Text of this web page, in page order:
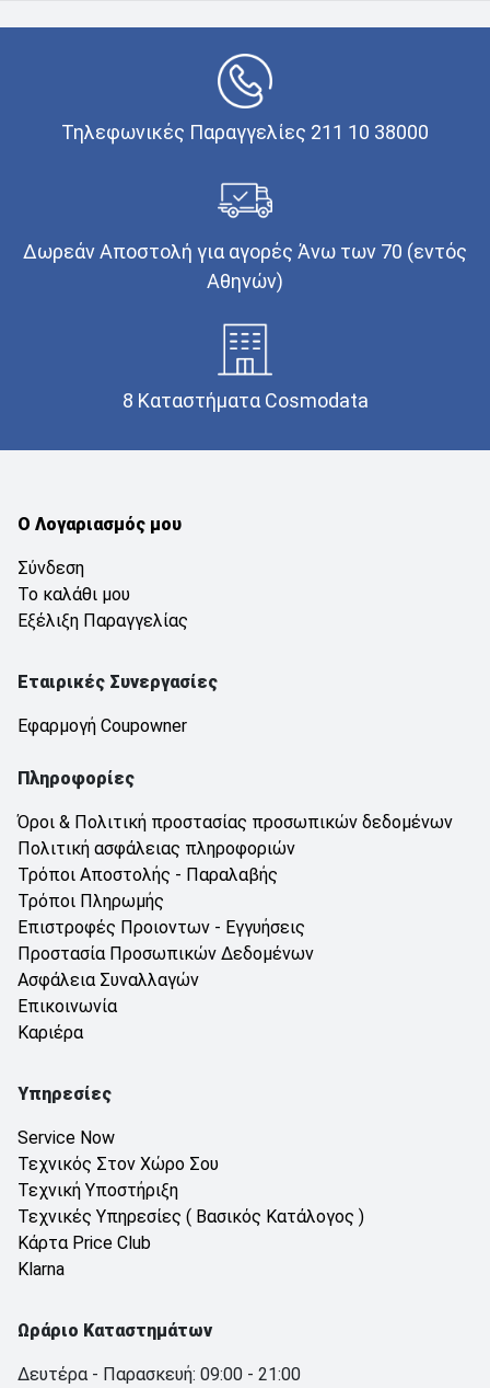
Τηλεφωνικές Παραγγελίες 211 10 38000
Δωρεάν Αποστολή για αγορές Άνω των 70 (εντός
Αθηνών)
8 Καταστήματα Cosmodata
Ο Λογαριασμός μου
Σύνδεση
Το καλάθι μου
Εξέλιξη Παραγγελίας
Εταιρικές Συνεργασίες
Εφαρμογή Coupowner
Πληροφορίες
Όροι & Πολιτική προστασίας προσωπικών δεδομένων
Πολιτική ασφάλειας πληροφοριών
Τρόποι Αποστολής - Παραλαβής
Τρόποι Πληρωμής
Επιστροφές Προιοντων - Εγγυήσεις
Προστασία Προσωπικών Δεδομένων
Ασφάλεια Συναλλαγών
Επικοινωνία
Καριέρα
Υπηρεσίες
Service Now
Τεχνικός Στον Χώρο Σου
Τεχνική Υποστήριξη
Τεχνικές Υπηρεσίες ( Βασικός Κατάλογος )
Κάρτα Price Club
Klarna
Ωράριο Καταστημάτων
Δευτέρα - Παρασκευή: 09:00 - 21:00